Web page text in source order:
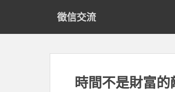
徵信交流
時間不是財富